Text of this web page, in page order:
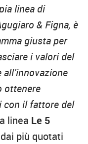
linea di
& Figna, è
giusta per
i valori del
ottenere
con il fattore del
linea Le 5
più quotati